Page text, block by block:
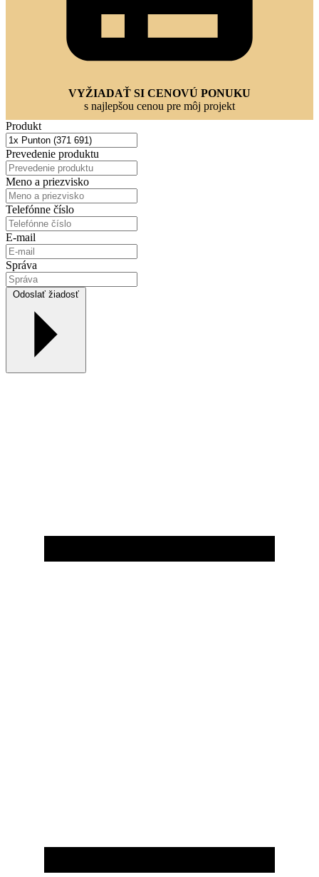
VYŽIADAŤ SI CENOVÚ PONUKU
s najlepšou cenou pre môj projekt
Produkt
Prevedenie produktu
Meno a priezvisko
Telefónne číslo
E-mail
Správa
Odoslať žiadosť